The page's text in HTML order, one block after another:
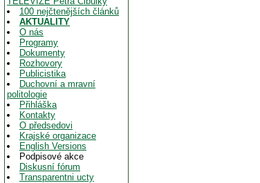
100 nejčtenějších článků
AKTUALITY
O nás
Programy
Dokumenty
Rozhovory
Publicistika
Duchovní a mravní
politologie
Přihláška
Kontakty
O předsedovi
Krajské organizace
English Versions
Podpisové akce
Diskusní fórum
Transparentni ucty